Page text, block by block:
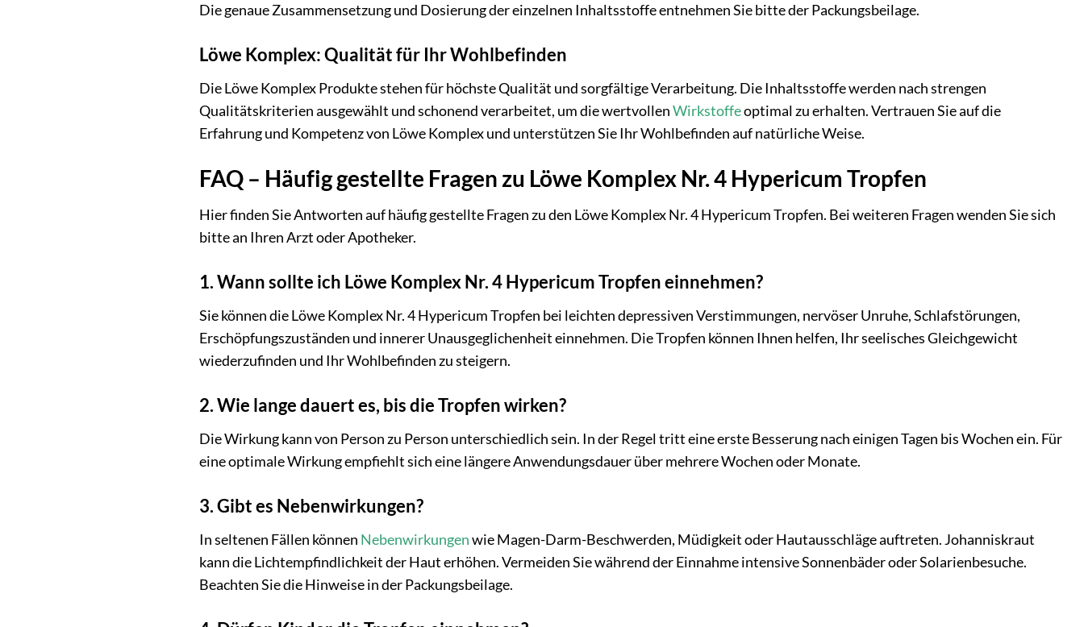
Die genaue Zusammensetzung und Dosierung der einzelnen Inhaltsstoffe entnehmen Sie bitte der Packungsbeilage.
Löwe Komplex: Qualität für Ihr Wohlbefinden
Die Löwe Komplex Produkte stehen für höchste Qualität und sorgfältige Verarbeitung. Die Inhaltsstoffe werden nach strengen
Qualitätskriterien ausgewählt und schonend verarbeitet, um die wertvollenWirkstoffeoptimal zu erhalten. Vertrauen Sie auf die
Erfahrung und Kompetenz von Löwe Komplex und unterstützen Sie Ihr Wohlbefinden auf natürliche Weise.
FAQ – Häufig gestellte Fragen zu Löwe Komplex Nr. 4 Hypericum Tropfen
Hier finden Sie Antworten auf häufig gestellte Fragen zu den Löwe Komplex Nr. 4 Hypericum Tropfen. Bei weiteren Fragen wenden Sie sich
bitte an Ihren Arzt oder Apotheker.
1. Wann sollte ich Löwe Komplex Nr. 4 Hypericum Tropfen einnehmen?
Sie können die Löwe Komplex Nr. 4 Hypericum Tropfen bei leichten depressiven Verstimmungen, nervöser Unruhe, Schlafstörungen,
Erschöpfungszuständen und innerer Unausgeglichenheit einnehmen. Die Tropfen können Ihnen helfen, Ihr seelisches Gleichgewicht
wiederzufinden und Ihr Wohlbefinden zu steigern.
2. Wie lange dauert es, bis die Tropfen wirken?
Die Wirkung kann von Person zu Person unterschiedlich sein. In der Regel tritt eine erste Besserung nach einigen Tagen bis Wochen ein. Für
eine optimale Wirkung empfiehlt sich eine längere Anwendungsdauer über mehrere Wochen oder Monate.
3. Gibt es Nebenwirkungen?
In seltenen Fällen können Nebenwirkungenwie Magen-Darm-Beschwerden, Müdigkeit oder Hautausschläge auftreten. Johanniskraut
kann die Lichtempfindlichkeit der Haut erhöhen. Vermeiden Sie während der Einnahme intensive Sonnenbäder oder Solarienbesuche.
Beachten Sie die Hinweise in der Packungsbeilage.